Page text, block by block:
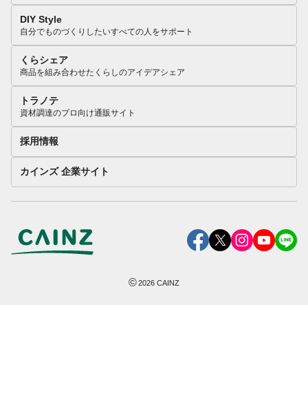
DIY Style
自分でものづくりしたいすべての人をサポート
くらシェア
商品を組み合わせたくらしのアイデアシェア
トラノテ
資材調達のプロ向け通販サイト
採用情報
カインズ 企業サイト
©2026 CAINZ